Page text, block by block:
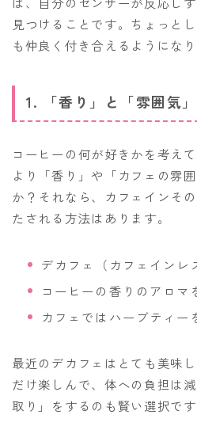
見つけることです。ちょっと
も仲良く付き合えるようになり
1. 「香り」と「雰囲気
コーヒーの何が好きかを考え
より「香り」や「カフェの雰
か？それなら、カフェインそ
たされる方法はあります。
デカフェ（カフェインレ
コーヒーの香りのアロマ
カフェではハーブティー
最近のデカフェはとても美味
だけ楽しんで、体への負担は
取り」をするのも賢い選択です